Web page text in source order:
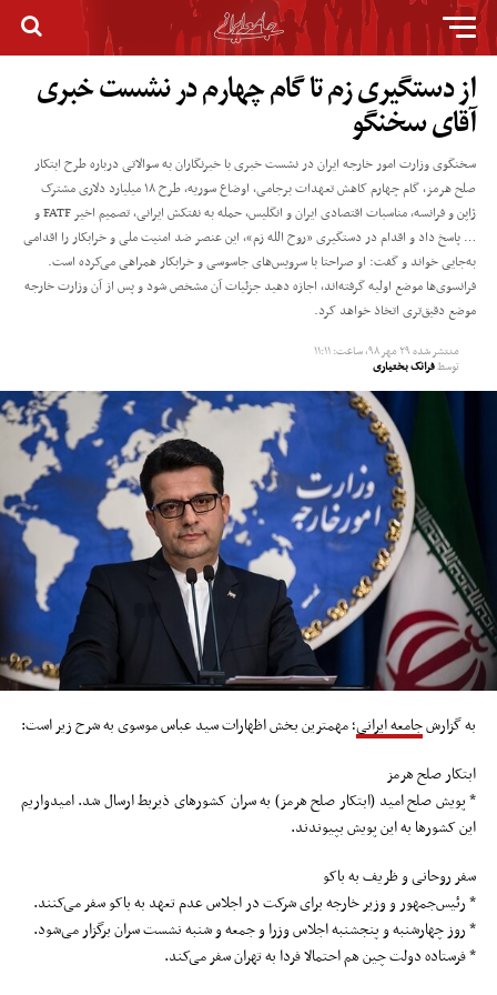
از دستگیری زم تا گام چهارم در نشست خبری
آقای سخنگو
سخنگوی وزارت امور خارجه ایران در نشست خبری با خبرنگاران به سوالاتی درباره طرح ابتکار
صلح هرمز، گام چهارم کاهش تعهدات برجامی، اوضاع سوریه، طرح ۱۸ میلیارد دلاری مشترک
ژاپن و فرانسه، مناسبات اقتصادی ایران و انگلیس، حمله به نفتکش ایرانی، تصمیم اخیر FATF و
… پاسخ داد و اقدام در دستگیری «روح الله زم»، این عنصر ضد امنیت ملی و خرابکار را اقدامی
به‌جایی خواند و گفت: او صراحتا با سرویس‌های جاسوسی و خرابکار همراهی می‌کرده است.
فرانسوی‌ها موضع اولیه گرفته‌اند، اجازه دهید جزئیات آن مشخص شود و پس از آن وزارت خارجه
موضع دقیق‌تری اتخاذ خواهد کرد.
منتشر شده۲۹ مهر ۹۸, ساعت: ۱۱:۱۱
توسطفرانک بختیاری
به گزارشجامعه ایرانی؛ مهمترین بخش اظهارات سید عباس موسوی به شرح زیر است:
ابتکار صلح هرمز
* پویش صلح امید (ابتکار صلح هرمز) به سران کشورهای ذیربط ارسال شد. امیدواریم
این کشورها به این پویش بپیوندند.
سفر روحانی و ظریف به باکو
* رئیس‌جمهور و وزیر خارجه برای شرکت در اجلاس عدم تعهد به باکو سفر می‌کنند.
* روز چهارشنبه و پنجشنبه اجلاس وزرا و جمعه و شنبه نشست سران برگزار می‌شود.
* فرستاده دولت چین هم احتمالا فردا به تهران سفر می‌کند.